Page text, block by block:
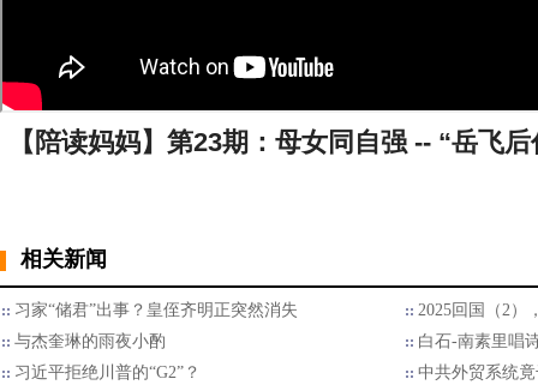
【陪读妈妈】第23期：母女同自强 -- “岳飞
相关新闻
习家“储君”出事？皇侄齐明正突然消失
2025回国（2）
与杰奎琳的雨夜小酌
白石-南素里唱
习近平拒绝川普的“G2”？
中共外贸系统